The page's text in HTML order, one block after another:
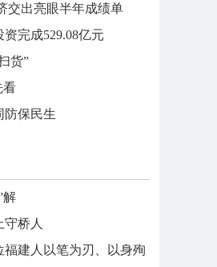
交出亮眼半年成绩单
资完成529.08亿元
货”
看
防保民生
解
桥人
建人以笔为刃、以身殉